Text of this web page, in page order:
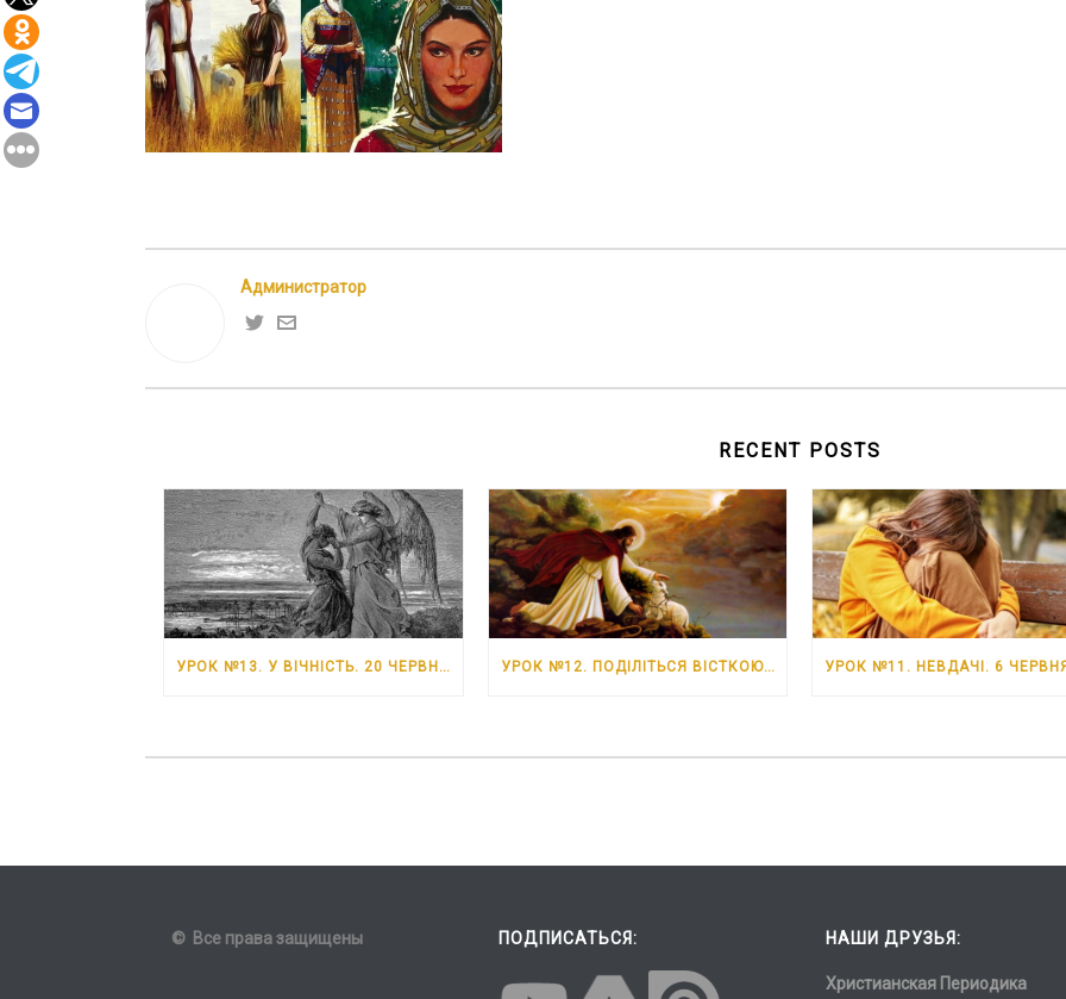
Администратор
RECENT POSTS
УРОК №13. У ВІЧНІСТЬ. 20 ЧЕРВНЯ – 26 ЧЕРВНЯ 2026 РОКУ УРОК №12. ПОДІЛІТЬСЯ ВІСТКОЮ ПРО ІСУСА. 13 ЧЕРВНЯ – 19 ЧЕРВНЯ 2026 РОКУ
© Все права защищены ПОДПИСАТЬСЯ: НАШИ ДРУЗЬЯ:
Христианская Периодика